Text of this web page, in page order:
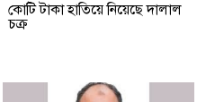
কোটি টাকা হাতিয়ে নিয়েছে দালাল
চক্র